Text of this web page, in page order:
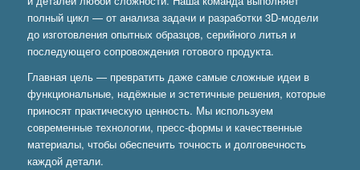
полный цикл — от анализа задачи и разработки 3D-модели
до изготовления опытных образцов, серийного литья и
последующего сопровождения готового продукта.
Главная цель — превратить даже самые сложные идеи в
функциональные, надёжные и эстетичные решения, которые
приносят практическую ценность. Мы используем
современные технологии, пресс-формы и качественные
материалы, чтобы обеспечить точность и долговечность
каждой детали.